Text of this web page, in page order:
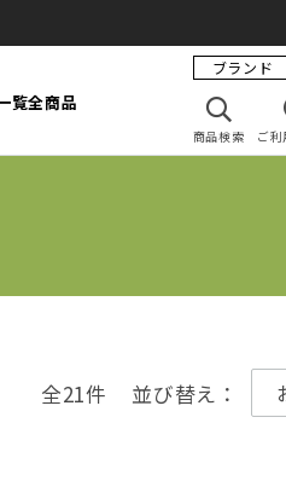
覧全商品
ブランド
商品検索 ご
全21件 並び替え：